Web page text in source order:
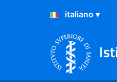
Salta al Contenuto
Salta al Footer